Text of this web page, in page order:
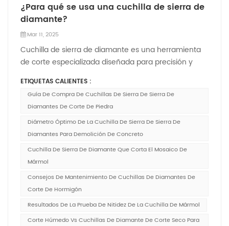
¿Para qué se usa una cuchilla de sierra de
diamante?
Mar 11, 2025
Cuchilla de sierra de diamante es una herramienta
de corte especializada diseñada para precisión y
industrias debido a su capacidad para cortar los
materiales duros y abrasivos de manera eficiente. A
continuación se muestran sus usos principal...
ETIQUETAS CALIENTES :
Guía De Compra De Cuchillas De Sierra De Sierra De
Diamantes De Corte De Piedra
Diámetro Óptimo De La Cuchilla De Sierra De Sierra De
Diamantes Para Demolición De Concreto
Cuchilla De Sierra De Diamante Que Corta El Mosaico De
Mármol
Consejos De Mantenimiento De Cuchillas De Diamantes De
Corte De Hormigón
Resultados De La Prueba De Nitidez De La Cuchilla De Mármol
Corte Húmedo Vs Cuchillas De Diamante De Corte Seco Para